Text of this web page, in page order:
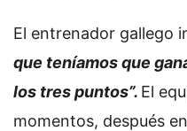
El entrenador gallego
que teníamos que
los tres puntos”. El
momentos, después